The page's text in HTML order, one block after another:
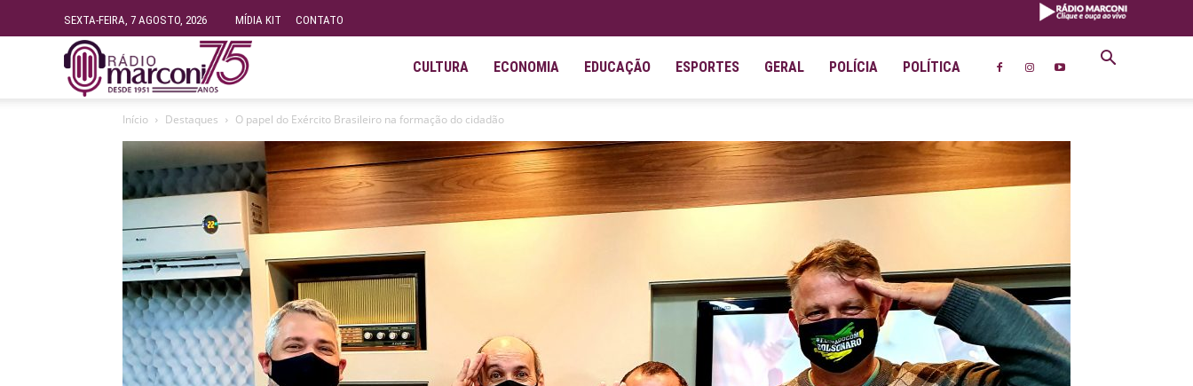
SEXTA-FEIRA, 7 AGOSTO, 2026 MÍDIA KIT CONTATO
Fundação
Marconi
FM
99.9
CULTURA ECONOMIA EDUCAÇÃO ESPORTES GERAL POLÍCIA POLÍTICA
Início Destaques O papel do Exército Brasileiro na formação do cidadão